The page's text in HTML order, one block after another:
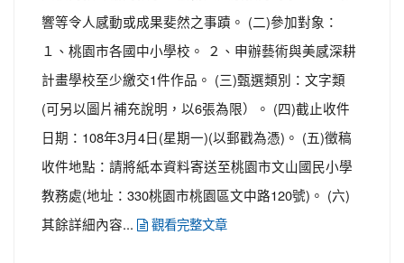
響等令人感動或成果斐然之事蹟。 (二)參加對象：
１、桃園市各國中小學校。 ２、申辦藝術與美感深耕
計畫學校至少繳交1件作品。 (三)甄選類別：文字類
(可另以圖片補充說明，以6張為限）。 (四)截止收件
日期：108年3月4日(星期一)(以郵戳為憑)。 (五)徵稿
收件地點：請將紙本資料寄送至桃園市文山國民小學
教務處(地址：330桃園市桃園區文中路120號)。 (六)
其餘詳細內容...
觀看完整文章